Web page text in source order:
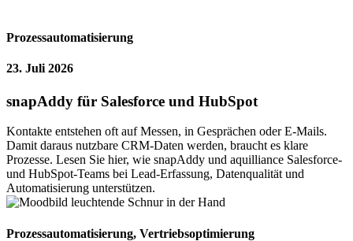
Prozessautomatisierung
23. Juli 2026
snapAddy für Salesforce und HubSpot
Kontakte entstehen oft auf Messen, in Gesprächen oder E-Mails.
Damit daraus nutzbare CRM-Daten werden, braucht es klare
Prozesse. Lesen Sie hier, wie snapAddy und aquilliance Salesforce-
und HubSpot-Teams bei Lead-Erfassung, Datenqualität und
Automatisierung unterstützen.
Prozessautomatisierung, Vertriebsoptimierung